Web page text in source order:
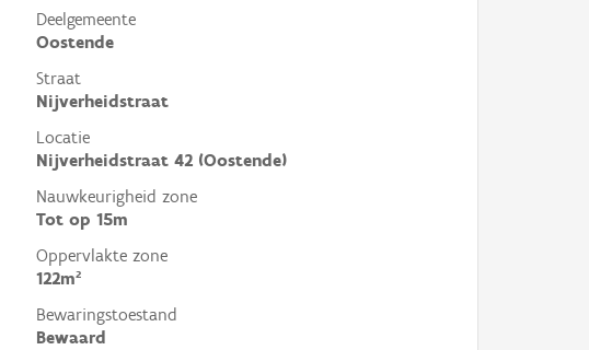
Deelgemeente
Oostende
Straat
Nijverheidstraat
Locatie
Nijverheidstraat 42 (Oostende)
Nauwkeurigheid zone
Tot op 15m
Oppervlakte zone
122m²
Bewaringstoestand
Bewaard